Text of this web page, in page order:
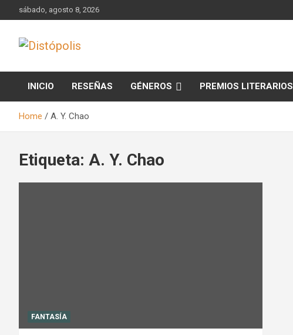
to
sábado, agosto 8, 2026
Distópolis
INICIO RESEÑAS GÉNEROS PREMIOS LITERARIOS
Home A. Y. Chao
Etiqueta: A. Y. Chao
FANTASÍA